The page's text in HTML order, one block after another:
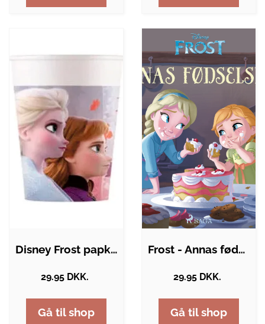
Disney Frost papkrus - 8 stk.
29.95 DKK.
Gå til shop
Frost - Annas fødselsdag
29.95 DKK.
Gå til shop